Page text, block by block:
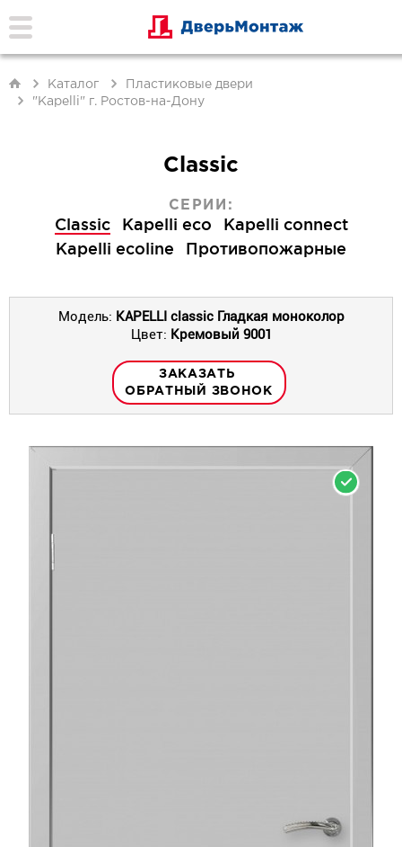
Каталог
Пластиковые двери
"Kapelli" г. Ростов-на-Дону
Classic
СЕРИИ:
Classic Kapelli eco
Kapelli connect
Kapelli ecoline
Противопожарные
Модель: KAPELLI classic Гладкая моноколор
Цвет: Кремовый 9001
ЗАКАЗАТЬ
ОБРАТНЫЙ ЗВОНОК